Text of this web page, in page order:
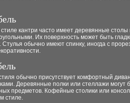
кантри часто имеет деревянные столы
Их поверхность может быть
Стулья обычно имеют спинку, иногда с
обычно присутствует комфортный
Деревянные полки или стеллажи могут
предметов. Кофейные столики или
стиле.